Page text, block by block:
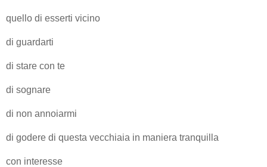
quello di esserti vicino
di guardarti
di stare con te
di sognare
di non annoiarmi
di godere di questa vecchiaia in maniera tranquilla
con interesse